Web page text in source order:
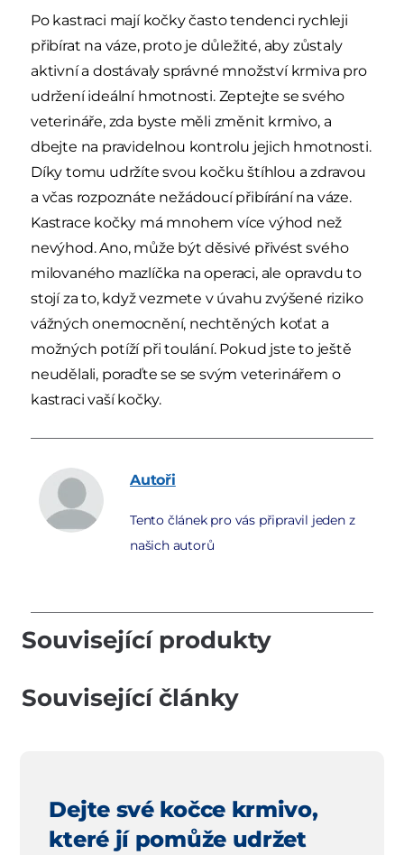
Po kastraci mají kočky často tendenci rychleji
přibírat na váze, proto je důležité, aby zůstaly
aktivní a dostávaly správné množství krmiva pro
udržení ideální hmotnosti. Zeptejte se svého
veterináře, zda byste měli změnit krmivo, a
dbejte na pravidelnou kontrolu jejich hmotnosti.
Díky tomu udržíte svou kočku štíhlou a zdravou
a včas rozpoznáte nežádoucí přibírání na váze.
Kastrace kočky má mnohem více výhod než
nevýhod. Ano, může být děsivé přivést svého
milovaného mazlíčka na operaci, ale opravdu to
stojí za to, když vezmete v úvahu zvýšené riziko
vážných onemocnění, nechtěných koťat a
možných potíží při toulání. Pokud jste to ještě
neudělali, poraďte se se svým veterinářem o
kastraci vaší kočky.
Autoři
Tento článek pro vás připravil jeden z
našich autorů
Související produkty
Související články
Dejte své kočce krmivo,
které jí pomůže udržet